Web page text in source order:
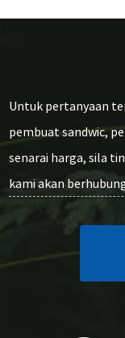
Untuk pertanyaan
pembuat sandwic,
senarai harga, sila
kami akan